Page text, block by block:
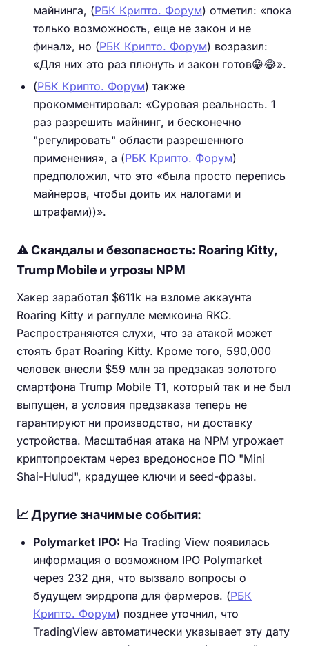
майнинга, (РБК Крипто. Форум) отметил: «пока
только возможность, еще не закон и не
финал», но (РБК Крипто. Форум) возразил:
«Для них это раз плюнуть и закон готов😁😂».
(РБК Крипто. Форум) также
прокомментировал: «Суровая реальность. 1
раз разрешить майнинг, и бесконечно
"регулировать" области разрешенного
применения», а (РБК Крипто. Форум)
предположил, что это «была просто перепись
майнеров, чтобы доить их налогами и
штрафами))».
⚠️ Скандалы и безопасность: Roaring Kitty,
Trump Mobile и угрозы NPM
Хакер заработал $611k на взломе аккаунта
Roaring Kitty и рагпулле мемкоина RKC.
Распространяются слухи, что за атакой может
стоять брат Roaring Kitty. Кроме того, 590,000
человек внесли $59 млн за предзаказ золотого
смартфона Trump Mobile T1, который так и не был
выпущен, а условия предзаказа теперь не
гарантируют ни производство, ни доставку
устройства. Масштабная атака на NPM угрожает
криптопроектам через вредоносное ПО "Mini
Shai-Hulud", крадущее ключи и seed-фразы.
📈 Другие значимые события:
Polymarket IPO: На Trading View появилась
информация о возможном IPO Polymarket
через 232 дня, что вызвало вопросы о
будущем эирдропа для фармеров. (РБК
Крипто. Форум) позднее уточнил, что
TradingView автоматически указывает эту дату